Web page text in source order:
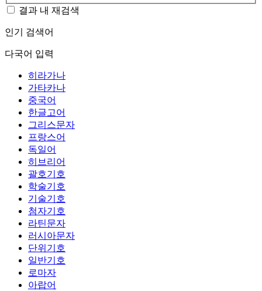
결과 내 재검색
인기 검색어
다국어 입력
히라가나
가타카나
중국어
한글고어
그리스문자
프랑스어
독일어
히브리어
괄호기호
학술기호
기술기호
첨자기호
라틴문자
러시아문자
단위기호
일반기호
로마자
아랍어